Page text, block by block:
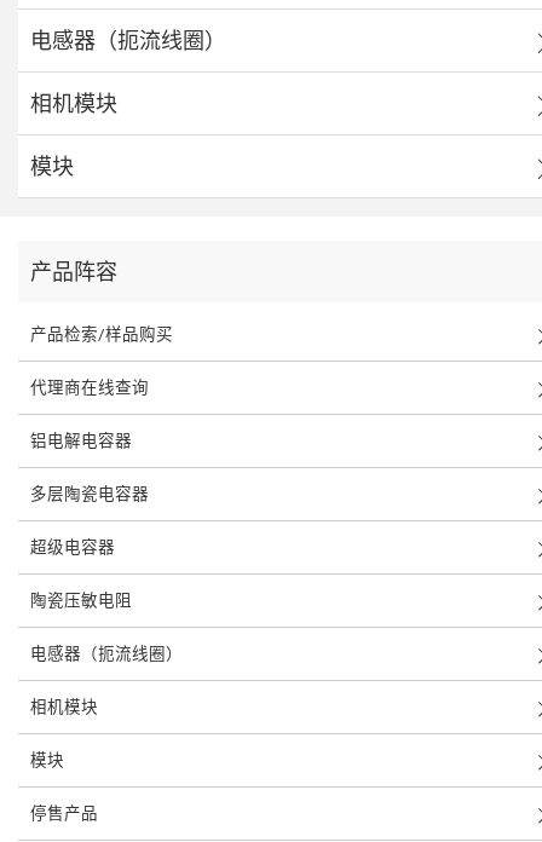
电感器（扼流线圈）
相机模块
模块
产品阵容
产品检索/样品购买
代理商在线查询
铝电解电容器
多层陶瓷电容器
超级电容器
陶瓷压敏电阻
电感器（扼流线圈）
相机模块
模块
停售产品